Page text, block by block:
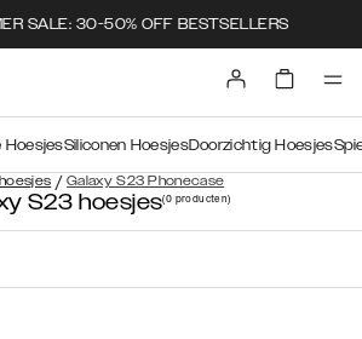
SALE: 30-50% OFF BESTSELLERS
/ Galaxy S23 Phonecase
HoesjesSiliconen HoesjesDoorzichtig Hoesjes
S23 hoesjes(0 producten)